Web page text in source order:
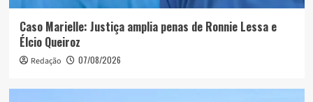
Caso Marielle: Justiça amplia penas de Ronnie Lessa e
Élcio Queiroz
Redação 07/08/2026